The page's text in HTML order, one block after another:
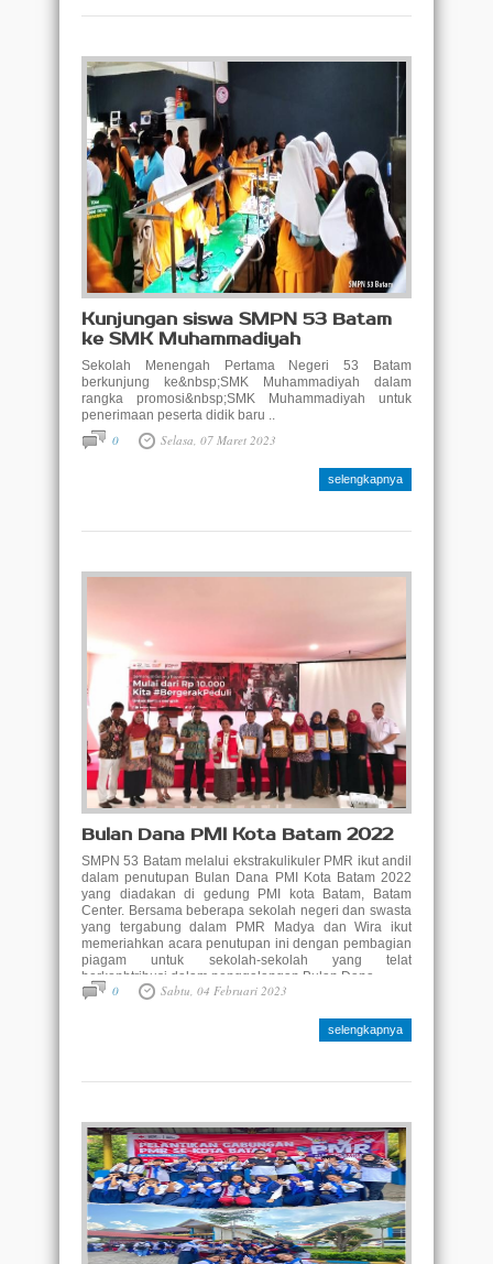
Kunjungan siswa SMPN 53 Batam
ke SMK Muhammadiyah
Sekolah Menengah Pertama Negeri 53 Batam
berkunjung ke&nbsp;SMK Muhammadiyah dalam
rangka promosi&nbsp;SMK Muhammadiyah untuk
penerimaan peserta didik baru ..
0 Selasa, 07 Maret 2023
selengkapnya
Bulan Dana PMI Kota Batam 2022
SMPN 53 Batam melalui ekstrakulikuler PMR ikut andil
dalam penutupan Bulan Dana PMI Kota Batam 2022
yang diadakan di gedung PMI kota Batam, Batam
Center. Bersama beberapa sekolah negeri dan swasta
yang tergabung dalam PMR Madya dan Wira ikut
memeriahkan acara penutupan ini dengan pembagian
piagam untuk sekolah-sekolah yang telat
berkonbtribusi dalam penggalangan Bulan Dana ..
0 Sabtu, 04 Februari 2023
selengkapnya